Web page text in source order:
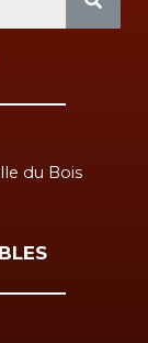
du Bois